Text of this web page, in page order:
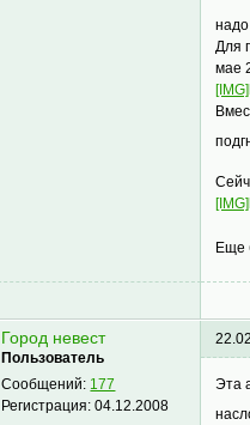
Для
мае
Еще
Город невест
Пользователь
Сообщений: 177
Регистрация:04.12.2008
Эта